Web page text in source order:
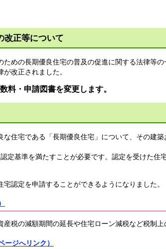
改正等について
めの長期優良住宅の普及の促進に関する法律等
改正されました。
料・申請図書を変更します。
住宅である「長期優良住宅」について、その建
基準を満たすことが必要です。認定を受けた住
認定を申請することができるようになりました。
税の減額期間の延長や住宅ローン減税など税制上
ジへリンク）